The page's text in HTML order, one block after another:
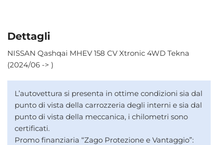
Dettagli
NISSAN Qashqai MHEV 158 CV Xtronic 4WD Tekna
(2024/06 -> )
L’autovettura si presenta in ottime condizioni sia dal
punto di vista della carrozzeria degli interni e sia dal
punto di vista della meccanica, i chilometri sono
certificati.
Promo finanziaria “Zago Protezione e Vantaggio”: